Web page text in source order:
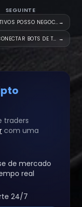
SEGUINTE
QUAIS ATIVOS POSSO NEGOCIAR NA →
POSSO CONECTAR BOTS DE TRADING →
traders
com uma
de mercado
real
24/7